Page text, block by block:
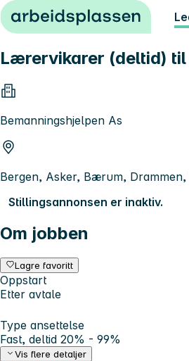
Hopp til innhold
Lærervikarer (deltid) til
Bemanningshjelpen As
Bergen, Asker, Bærum,
Stillingsannonsen er inaktiv.
Om jobben
Lagre favoritt
Oppstart
Etter avtale
Type ansettelse
Fast, deltid 20% - 99%
Vis flere detaljer